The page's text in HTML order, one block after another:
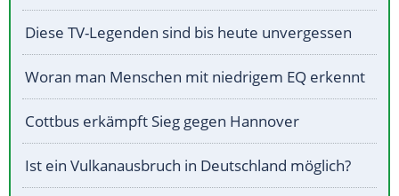
Diese TV-Legenden sind bis heute unvergessen
Woran man Menschen mit niedrigem EQ erkennt
Cottbus erkämpft Sieg gegen Hannover
Ist ein Vulkanausbruch in Deutschland möglich?